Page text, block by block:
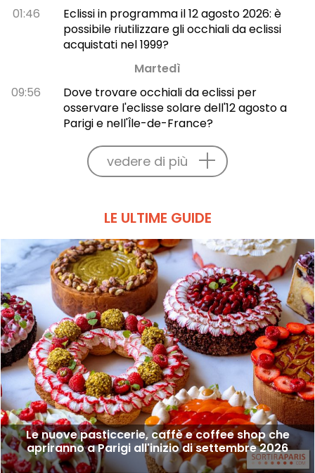
01:46
Eclissi in programma il 12 agosto 2026: è
possibile riutilizzare gli occhiali da eclissi
acquistati nel 1999?
Martedì
09:56
Dove trovare occhiali da eclissi per
osservare l'eclisse solare dell'12 agosto a
Parigi e nell'Île-de-France?
vedere di più
LE ULTIME GUIDE
Le nuove pasticcerie, caffè e coffee shop che
apriranno a Parigi all'inizio di settembre 2026